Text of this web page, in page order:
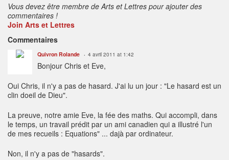
Vous devez être membre de Arts et Lettres pour ajouter des
commentaires !
Join Arts et Lettres
Commentaires
Quivron Rolande 4 avril 2011 at 1:42
Bonjour Chris et Eve,
Oui Chris, il n'y a pas de hasard. J'ai lu un jour : "Le hasard est un
clin doeil de Dieu".
La preuve, notre amie Eve, la fée des maths. Qui accompli, dans
le temps, un travail prédit par un ami canadien qui a illustré l'un
de mes recueils : Equations" ... dajà par ordinateur.
Non, il n'y a pas de "hasards".